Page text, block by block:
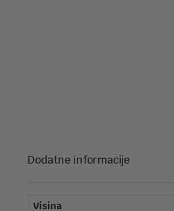
Dodatne informacije
Visina